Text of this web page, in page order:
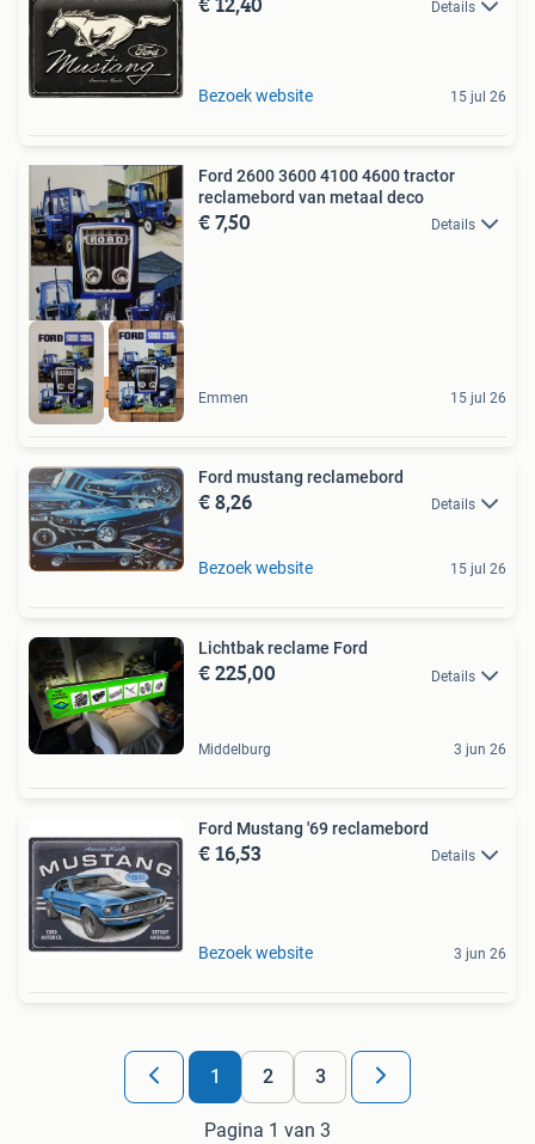
Details
Bezoek website 15 jul 26
Cadeau tip
Ford 2600 3600 4100 4600 tractor
reclamebord van metaal deco
€ 7,50 Details
Emmen 15 jul 26
Ford mustang reclamebord
€ 8,26 Details
Bezoek website 15 jul 26
Lichtbak reclame Ford
€ 225,00 Details
Middelburg 3 jun 26
Ford Mustang '69 reclamebord
€ 16,53 Details
Bezoek website 3 jun 26
1 2 3
Pagina 1 van 3